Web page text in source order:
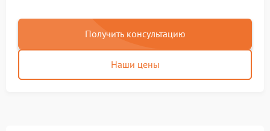
Получить консультацию
Наши цены